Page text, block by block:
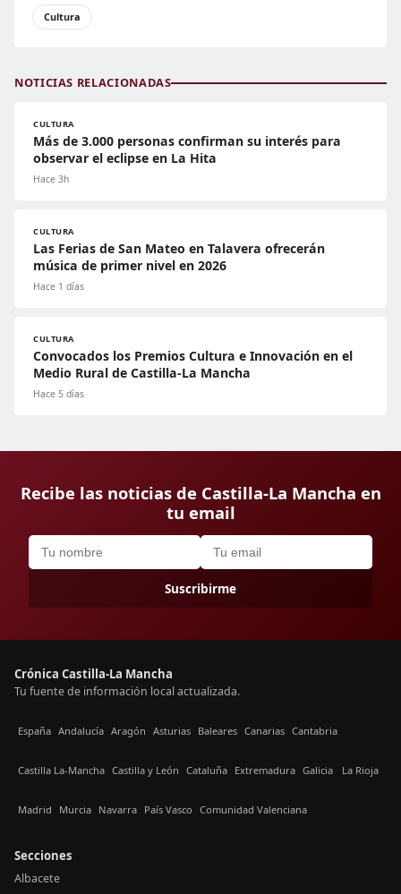
Cultura
NOTICIAS RELACIONADAS
CULTURA
Más de 3.000 personas confirman su interés para
observar el eclipse en La Hita
Hace 3h
CULTURA
Las Ferias de San Mateo en Talavera ofrecerán
música de primer nivel en 2026
Hace 1 días
CULTURA
Convocados los Premios Cultura e Innovación en el
Medio Rural de Castilla-La Mancha
Hace 5 días
Recibe las noticias de Castilla-La Mancha en
tu email
Suscribirme
Crónica Castilla-La Mancha
Tu fuente de información local actualizada.
España Andalucía Aragón Asturias Baleares Canarias Cantabria
Castilla La-Mancha Castilla y León Cataluña Extremadura Galicia La Rioja
Madrid Murcia Navarra País Vasco Comunidad Valenciana
Secciones
Albacete